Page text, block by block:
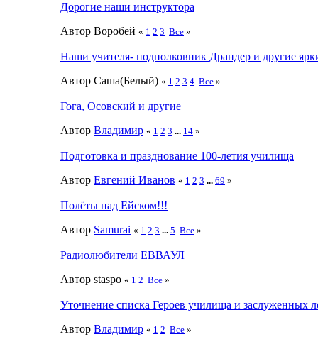
Дорогие наши инструктора
Автор Воробей « 1 2 3 Все »
Наши учителя- подполковник Драндер и другие
Автор Саша(Белый) « 1 2 3 4 Все »
Гога, Осовский и другие
Автор Влaдимир « 1 2 3 ... 14 »
Подготовка и празднование 100-летия училища
Автор Евгений Иванов « 1 2 3 ... 69 »
Полёты над Ейском!!!
Автор Samurai « 1 2 3 ... 5 Все »
Радиолюбители ЕВВАУЛ
Автор staspo « 1 2 Все »
Уточнение списка Героев училища и заслуженных
Автор Влaдимир « 1 2 Все »